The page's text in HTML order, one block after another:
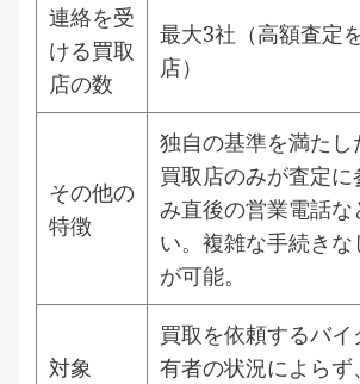
連絡を受
ける買取
店の数
最大3社（高額査定
店）
その他の
特徴
独自の基準を満たし
買取店のみが査定
み直後の営業電話な
い。複雑な手続き
が可能。
対象
買取を依頼するバ
有者の状況によら